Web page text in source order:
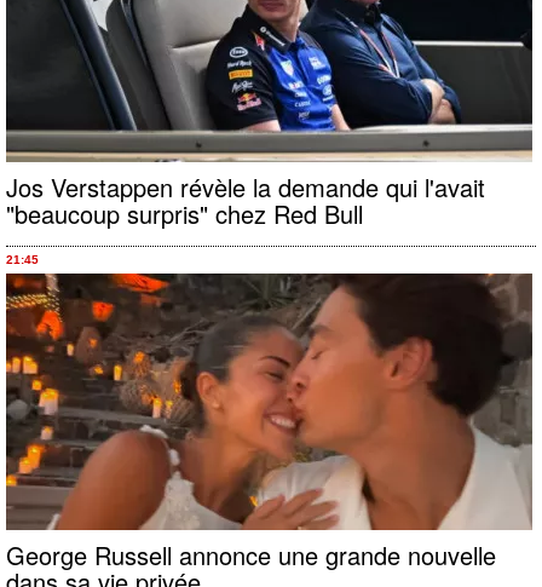
Jos Verstappen révèle la demande qui l'avait
"beaucoup surpris" chez Red Bull
21:45
George Russell annonce une grande nouvelle